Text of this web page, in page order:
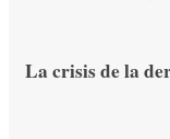
La crisis de la